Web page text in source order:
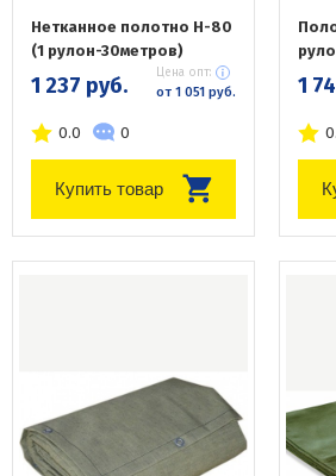
Нетканное полотно Н-80
(1 рулон-30метров)
1 237 руб. Цена опт:
от 1 051 руб.
0.0 0
Купить товар
1